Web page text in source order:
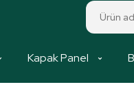
Kapak Panel